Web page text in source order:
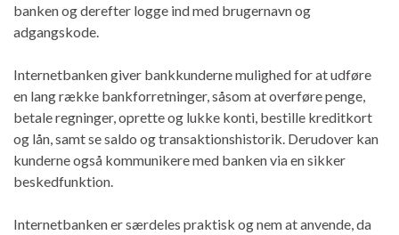
banken og derefter logge ind med brugernavn og
adgangskode.
Internetbanken giver bankkunderne mulighed for at udføre
en lang række bankforretninger, såsom at overføre penge,
betale regninger, oprette og lukke konti, bestille kreditkort
og lån, samt se saldo og transaktionshistorik. Derudover kan
kunderne også kommunikere med banken via en sikker
beskedfunktion.
Internetbanken er særdeles praktisk og nem at anvende, da